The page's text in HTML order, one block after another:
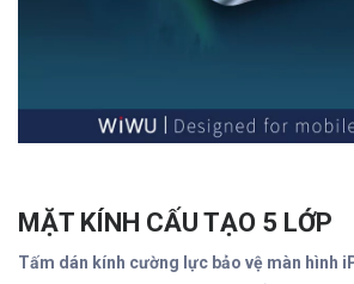
MẶT KÍNH CẤU TẠO 5 LỚP
Tấm dán kính cường lực bảo vệ màn hình